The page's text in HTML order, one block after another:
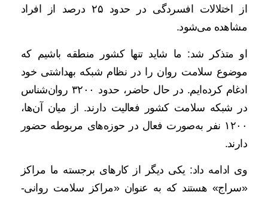
از اختلالات افسردگی در حدود ۲۵ درصد از افراد
مشاهده می‌شود.
او متذکر شد: ما شاید تنها کشور منطقه باشیم که
موضوع سلامت روان را در نظام شبکه بهداشتی خود
ادغام کرده‌ایم. در حال حاضر، حدود ۳۲۰۰ روان‌شناس
در شبکه سلامت کشور فعالیت دارند. از میان آن‌ها،
۱۲۰۰ نفر به‌صورت فعال در حوزه‌های مربوطه حضور
دارند.
وی ادامه داد: یکی دیگر از کارهای برجسته ما مراکز
«سراج» هستند که به عنوان «مراکز سلامت روانی-